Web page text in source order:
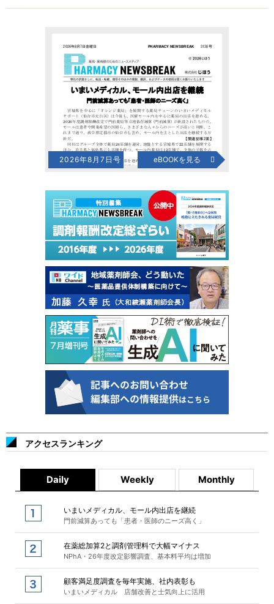
2026年8月7日号 eBOOKを見る
アクセスランキング
Daily Weekly Monthly
いまいメディカル、モール内出店を継続
門前減算あっても「患者・医師のニーズ高く」
在薬総加算2と調剤管理料で大幅マイナス
NPhA・26年度改定影響調査、基本料平均は増加
顧客満足度調査を毎年実施、社内表彰も
いまいメディカル 店舗改善と士気向上に活用